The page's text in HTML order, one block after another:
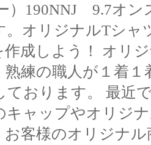
）190NNJ 9.7オ
。オリジナルTシャ
作成しよう！ オリ
熟練の職人が１着
ております。 最近
キャップやオリジ
客様のオリジナ